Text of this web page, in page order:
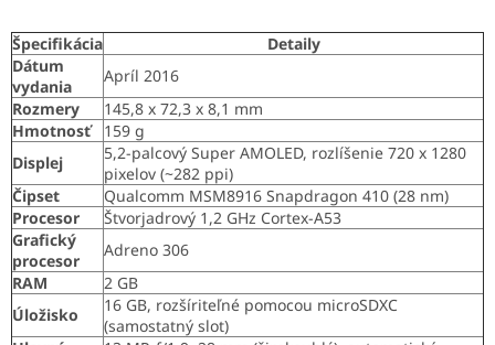
Špecifikácia
Detaily
Dátum
vydania
Apríl 2016
Rozmery
145,8 x 72,3 x 8,1 mm
Hmotnosť
159 g
Displej
5,2-palcový Super AMOLED, rozlíšenie 720 x 1280
pixelov (~282 ppi)
Čipset
Qualcomm MSM8916 Snapdragon 410 (28 nm)
Procesor
Štvorjadrový 1,2 GHz Cortex-A53
Grafický
procesor
Adreno 306
RAM
2 GB
Úložisko
16 GB, rozšíriteľné pomocou microSDXC
(samostatný slot)